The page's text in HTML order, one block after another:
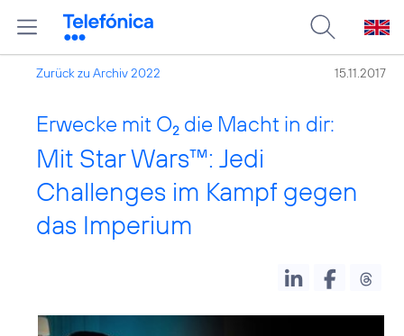
Zurück zu Archiv 2022 15.11.2017
Erwecke mit O2 die Macht in dir:
Mit Star Wars™: Jedi
Challenges im Kampf gegen
das Imperium